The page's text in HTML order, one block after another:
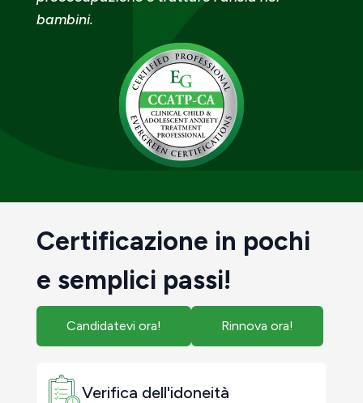
bambini.
Certificazione in pochi
e semplici passi!
Candidatevi ora! Rinnova ora!
Verifica dell'idoneità